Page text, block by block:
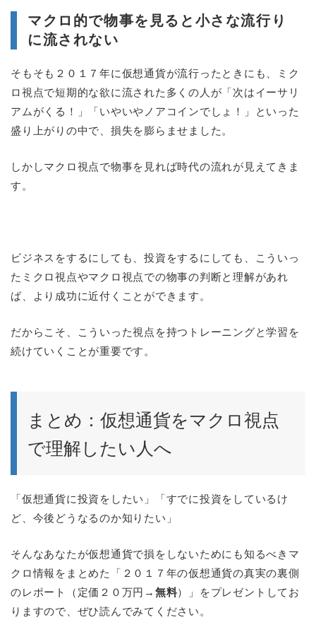
マクロ的で物事を見ると小さな流行り
に流されない
そもそも２０１７年に仮想通貨が流行ったときにも、ミク
ロ視点で短期的な欲に流された多くの人が「次はイーサリ
アムがくる！」「いやいやノアコインでしょ！」といった
盛り上がりの中で、損失を膨らませました。
しかしマクロ視点で物事を見れば時代の流れが見えてきま
す。
ビジネスをするにしても、投資をするにしても、こういっ
たミクロ視点やマクロ視点での物事の判断と理解があれ
ば、より成功に近付くことができます。
だからこそ、こういった視点を持つトレーニングと学習を
続けていくことが重要です。
まとめ：仮想通貨をマクロ視点
で理解したい人へ
「仮想通貨に投資をしたい」「すでに投資をしているけ
ど、今後どうなるのか知りたい」
そんなあなたが仮想通貨で損をしないためにも知るべきマ
クロ情報をまとめた「２０１７年の仮想通貨の真実の裏側
のレポート（定価２０万円→ 無料）」をプレゼントしてお
りますので、ぜひ読んでみてください。